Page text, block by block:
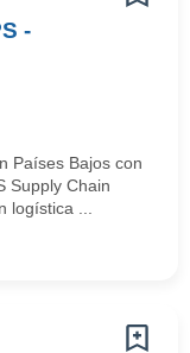
-
Países Bajos con
Supply Chain
logística ...